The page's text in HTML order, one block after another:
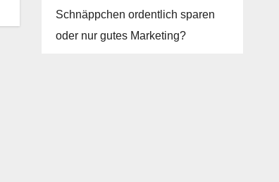
Schnäppchen ordentlich sparen
oder nur gutes Marketing?